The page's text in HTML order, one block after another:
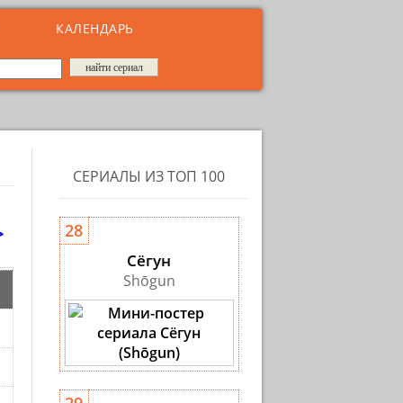
КАЛЕНДАРЬ
СЕРИАЛЫ ИЗ ТОП 100
28
Сёгун
Shōgun